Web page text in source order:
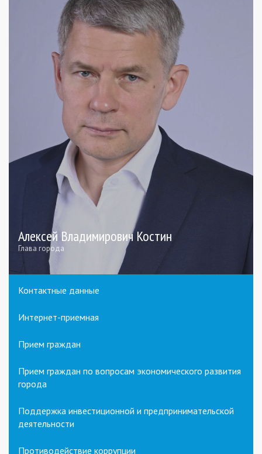
Алексей Владимирович Костин
Глава города
Контактные данные
Интернет-приемная
Прием граждан
Прием граждан по вопросам экономического развития
города
Поддержка инвестиционной и предпринимательской
деятельности
Противодействие коррупции